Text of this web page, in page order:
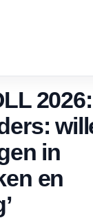
2026:
in
en